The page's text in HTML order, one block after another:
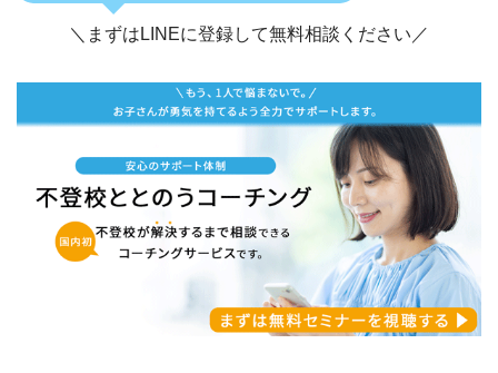
＼まずはLINEに登録して無料相談ください／